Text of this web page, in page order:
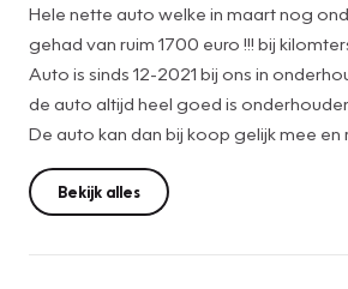
Hele nette auto welke in maart nog
gehad van ruim 1700 euro !!! bij
Auto is sinds 12-2021 bij ons in
de auto altijd heel goed is
De auto kan dan bij koop gelijk mee en
Deze Fiat 500 komt uit 2016, werd
2015 tot 31-03-2019 en kostte toen €
Bekijk alles